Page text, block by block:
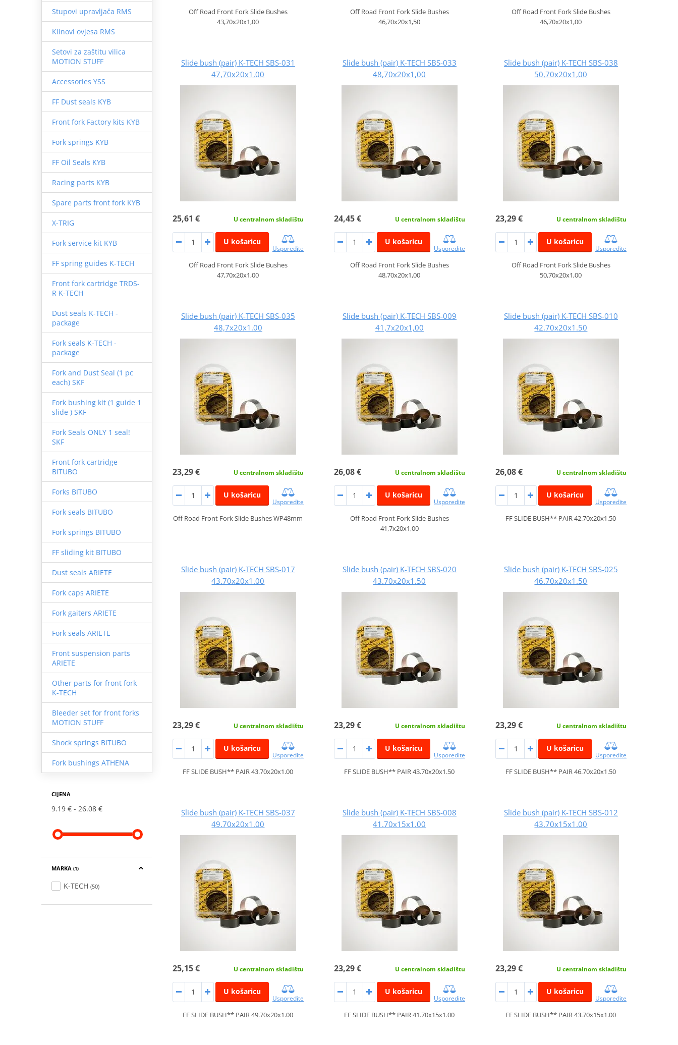
Stupovi upravljača RMS
Klinovi ovjesa RMS
Setovi za zaštitu vilica
MOTION STUFF
Accessories YSS
FF Dust seals KYB
Front fork Factory kits KYB
Fork springs KYB
FF Oil Seals KYB
Racing parts KYB
Spare parts front fork KYB
X-TRIG
Fork service kit KYB
FF spring guides K-TECH
Front fork cartridge TRDS-
R K-TECH
Dust seals K-TECH -
package
Fork seals K-TECH -
package
Fork and Dust Seal (1 pc
each) SKF
Fork bushing kit (1 guide 1
slide ) SKF
Fork Seals ONLY 1 seal!
SKF
Front fork cartridge
BITUBO
Forks BITUBO
Fork seals BITUBO
Fork springs BITUBO
FF sliding kit BITUBO
Dust seals ARIETE
Fork caps ARIETE
Fork gaiters ARIETE
Fork seals ARIETE
Front suspension parts
ARIETE
Other parts for front fork
K-TECH
Bleeder set for front forks
MOTION STUFF
Shock springs BITUBO
Fork bushings ATHENA
CIJENA
9.19 € 26.08 €
MARKA (1)
K-TECH (50)
Off Road Front Fork Slide Bushes
43,70x20x1,00
Off Road Front Fork Slide Bushes
46,70x20x1,50
Off Road Front Fork Slide Bushes
46,70x20x1,00
Slide bush (pair) K-TECH SBS-031
47,70x20x1,00
25,61 € U centralnom skladištu
U košaricu
Usporedite
Off Road Front Fork Slide Bushes
47,70x20x1,00
Slide bush (pair) K-TECH SBS-033
48,70x20x1,00
24,45 € U centralnom skladištu
U košaricu
Usporedite
Off Road Front Fork Slide Bushes
48,70x20x1,00
Slide bush (pair) K-TECH SBS-038
50,70x20x1,00
23,29 € U centralnom skladištu
U košaricu
Usporedite
Off Road Front Fork Slide Bushes
50,70x20x1,00
Slide bush (pair) K-TECH SBS-035
48,7x20x1.00
23,29 € U centralnom skladištu
U košaricu
Usporedite
Off Road Front Fork Slide Bushes WP48mm
Slide bush (pair) K-TECH SBS-009
41,7x20x1,00
26,08 € U centralnom skladištu
U košaricu
Usporedite
Off Road Front Fork Slide Bushes
41,7x20x1,00
Slide bush (pair) K-TECH SBS-010
42.70x20x1.50
26,08 € U centralnom skladištu
U košaricu
Usporedite
FF SLIDE BUSH** PAIR 42.70x20x1.50
Slide bush (pair) K-TECH SBS-017
43.70x20x1.00
23,29 € U centralnom skladištu
U košaricu
Usporedite
FF SLIDE BUSH** PAIR 43.70x20x1.00
Slide bush (pair) K-TECH SBS-020
43.70x20x1.50
23,29 € U centralnom skladištu
U košaricu
Usporedite
FF SLIDE BUSH** PAIR 43.70x20x1.50
Slide bush (pair) K-TECH SBS-025
46.70x20x1.50
23,29 € U centralnom skladištu
U košaricu
Usporedite
FF SLIDE BUSH** PAIR 46.70x20x1.50
Slide bush (pair) K-TECH SBS-037
49.70x20x1.00
25,15 € U centralnom skladištu
U košaricu
Usporedite
FF SLIDE BUSH** PAIR 49.70x20x1.00
Slide bush (pair) K-TECH SBS-008
41.70x15x1.00
23,29 € U centralnom skladištu
U košaricu
Usporedite
FF SLIDE BUSH** PAIR 41.70x15x1.00
Slide bush (pair) K-TECH SBS-012
43.70x15x1.00
23,29 € U centralnom skladištu
U košaricu
Usporedite
FF SLIDE BUSH** PAIR 43.70x15x1.00